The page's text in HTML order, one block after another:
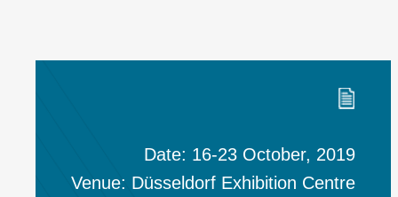
Date: 16-23 October, 2019
Venue: Düsseldorf Exhibition Centre